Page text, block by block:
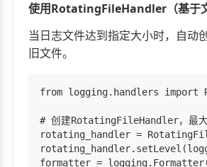
使用RotatingFileHandler（基于文
当日志文件达到指定大小时，自动
旧文件。
from logging.handlers import
# 创建RotatingFileHandler，最大
rotating_handler =
formatter =